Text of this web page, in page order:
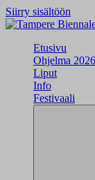
Siirry sisältöön
Etusivu
Ohjelma 2026
Liput
Info
Festivaali